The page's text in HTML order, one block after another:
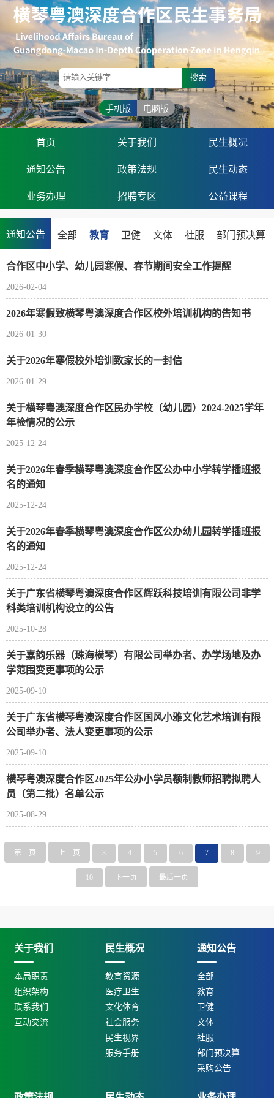
搜索
手机版 电脑版
首页 关于我们 民生概况
通知公告 政策法规 民生动态
业务办理 招聘专区 公益课程
通知公告 全部 教育 卫健 文体 社服 部门预决算
合作区中小学、幼儿园寒假、春节期间安全工作提醒
2026-02-04
2026年寒假致横琴粤澳深度合作区校外培训机构的告知书
2026-01-30
关于2026年寒假校外培训致家长的一封信
2026-01-29
关于横琴粤澳深度合作区民办学校（幼儿园）2024-2025学年
年检情况的公示
2025-12-24
关于2026年春季横琴粤澳深度合作区公办中小学转学插班报
名的通知
2025-12-24
关于2026年春季横琴粤澳深度合作区公办幼儿园转学插班报
名的通知
2025-12-24
关于广东省横琴粤澳深度合作区辉跃科技培训有限公司非学
科类培训机构设立的公告
2025-10-28
关于嘉韵乐器（珠海横琴）有限公司举办者、办学场地及办
学范围变更事项的公示
2025-09-10
关于广东省横琴粤澳深度合作区国风小雅文化艺术培训有限
公司举办者、法人变更事项的公示
2025-09-10
横琴粤澳深度合作区2025年公办小学员额制教师招聘拟聘人
员（第二批）名单公示
2025-08-29
第一页 上一页 3 4 5 6 7 8 9
10 下一页 最后一页
关于我们
本局职责
组织架构
联系我们
互动交流
民生概况
教育资源
医疗卫生
文化体育
社会服务
民生视界
服务手册
通知公告
全部
教育
卫健
文体
社服
部门预决算
采购公告